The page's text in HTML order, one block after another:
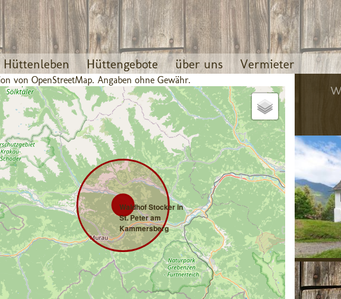
Hüttenleben Hüttengebote über uns Vermieter
von OpenStreetMap. Angaben ohne Gewähr.
Waldhof Stocker in
St. Peter am
Kammersberg